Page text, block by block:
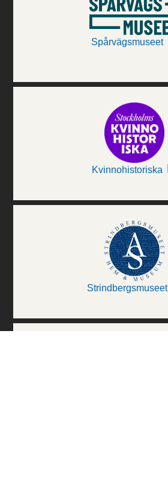
Spårvägsmuseet
Kvinnohistoriska
Strindbergsmuseet